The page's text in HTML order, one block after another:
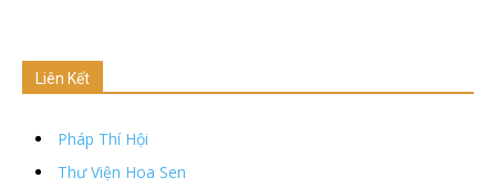
Liên Kết
Pháp Thí Hội
Thư Viện Hoa Sen